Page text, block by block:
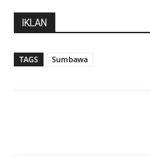
IKLAN
TAGS Sumbawa